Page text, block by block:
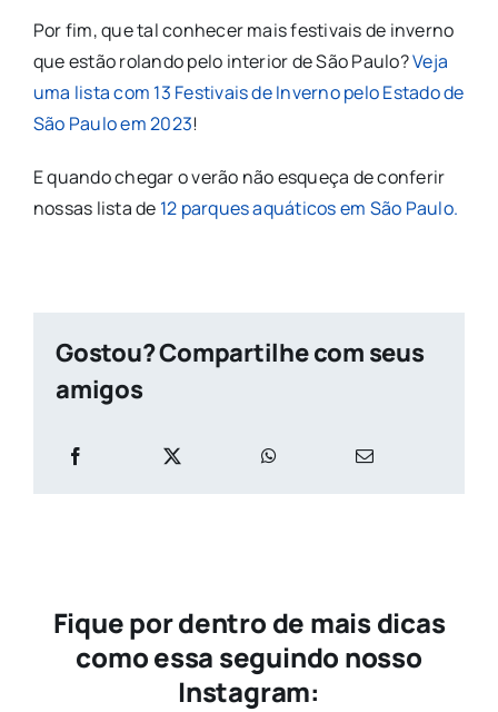
Por fim, que tal conhecer mais festivais de inverno
que estão rolando pelo interior de São Paulo?Veja
uma lista com 13 Festivais de Inverno pelo Estado de
São Paulo em 2023!
E quando chegar o verão não esqueça de conferir
nossas lista de 12 parques aquáticos em São Paulo.
Gostou? Compartilhe com seus
amigos
Fique por dentro de mais dicas
como essa seguindo nosso
Instagram: